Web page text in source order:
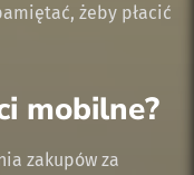
żeby płacić
mobilne?
zakupów za